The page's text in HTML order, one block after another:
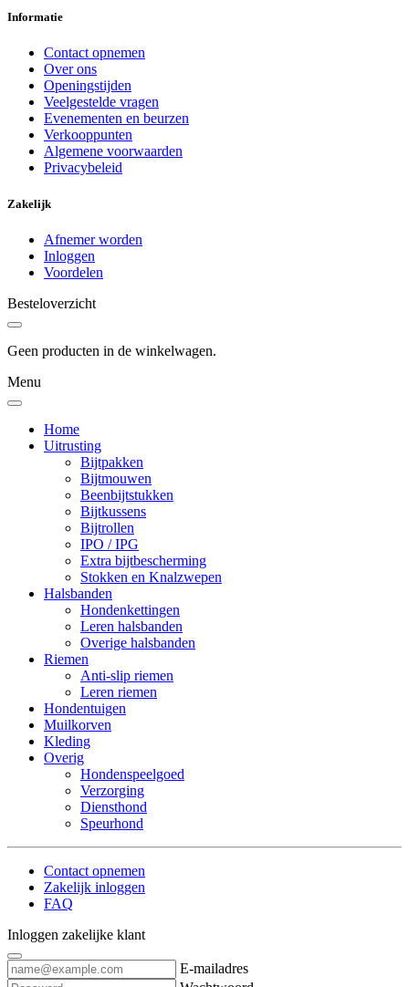
Informatie
Contact opnemen
Over ons
Openingstijden
Veelgestelde vragen
Evenementen en beurzen
Verkooppunten
Algemene voorwaarden
Privacybeleid
Zakelijk
Afnemer worden
Inloggen
Voordelen
Besteloverzicht
Geen producten in de winkelwagen.
Menu
Home
Uitrusting
Bijtpakken
Bijtmouwen
Beenbijtstukken
Bijtkussens
Bijtrollen
IPO / IPG
Extra bijtbescherming
Stokken en Knalzwepen
Halsbanden
Hondenkettingen
Leren halsbanden
Overige halsbanden
Riemen
Anti-slip riemen
Leren riemen
Hondentuigen
Muilkorven
Kleding
Overig
Hondenspeelgoed
Verzorging
Diensthond
Speurhond
Contact opnemen
Zakelijk inloggen
FAQ
Inloggen zakelijke klant
E-mailadres